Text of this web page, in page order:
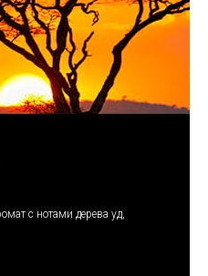
с нотами дерева уд,